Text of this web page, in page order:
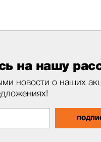
на нашу
новости о наших